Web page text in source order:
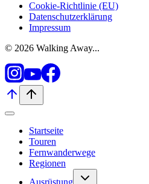
Cookie-Richtlinie (EU)
Datenschutzerklärung
Impressum
© 2026 Walking Away...
Startseite
Touren
Fernwanderwege
Regionen
Untermenü